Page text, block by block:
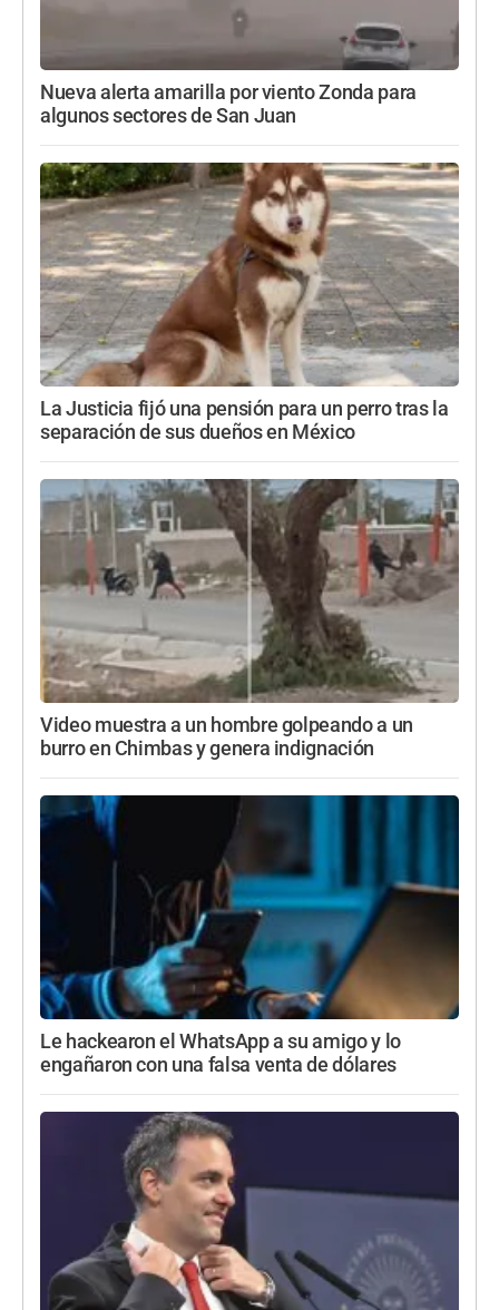
Nueva alerta amarilla por viento Zonda para
algunos sectores de San Juan
La Justicia fijó una pensión para un perro tras la
separación de sus dueños en México
Video muestra a un hombre golpeando a un
burro en Chimbas y genera indignación
Le hackearon el WhatsApp a su amigo y lo
engañaron con una falsa venta de dólares